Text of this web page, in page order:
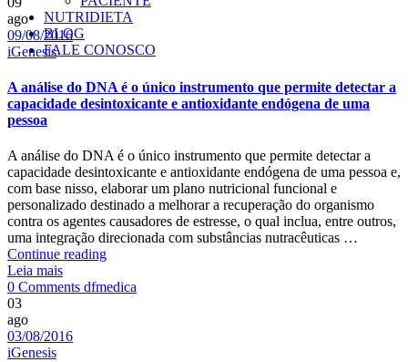
NUTRIDIETA
BLOG
FALE CONOSCO
ago
Date
09/08/2016
Categories
iGenesis
A análise do DNA é o único instrumento que permite detectar a
capacidade desintoxicante e antioxidante endógena de uma
pessoa
A análise do DNA é o único instrumento que permite detectar a
capacidade desintoxicante e antioxidante endógena de uma pessoa e,
com base nisso, elaborar um plano nutricional funcional e
personalizado destinado a melhorar a recuperação do organismo
contra os agentes causadores de estresse, o qual inclua, entre outros,
uma integração direcionada com substâncias nutracêuticas …
Continue readingA
do
Leia mais
0 Comments Author
dfmedica
03
ago
Date
03/08/2016
Categories
iGenesis